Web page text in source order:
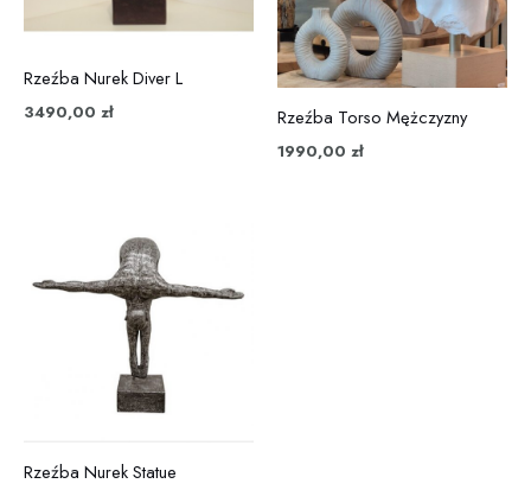
Rzeźba Nurek Diver L
3490,00 zł Rzeźba Torso Mężczyzny
1990,00 zł
Rzeźba Nurek Statue